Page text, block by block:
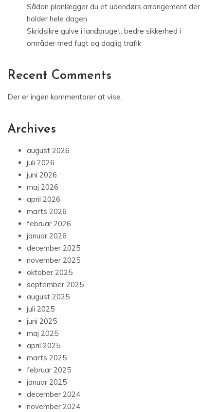
Sådan planlægger du et udendørs arrangement der
holder hele dagen
Skridsikre gulve i landbruget: bedre sikkerhed i
områder med fugt og daglig trafik
Recent Comments
Der er ingen kommentarer at vise.
Archives
august 2026
juli 2026
juni 2026
maj 2026
april 2026
marts 2026
februar 2026
januar 2026
december 2025
november 2025
oktober 2025
september 2025
august 2025
juli 2025
juni 2025
maj 2025
april 2025
marts 2025
februar 2025
januar 2025
december 2024
november 2024